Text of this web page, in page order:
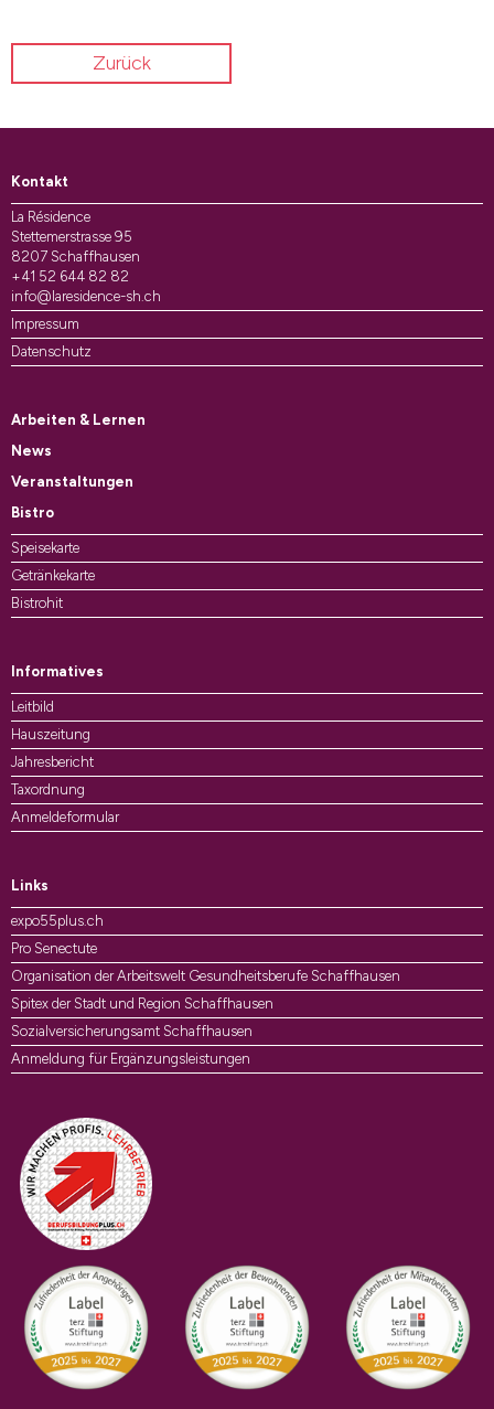
Zurück
Kontakt
La Résidence
Stettemerstrasse 95
8207 Schaffhausen
+41 52 644 82 82
info@laresidence-sh.ch
Impressum
Datenschutz
Arbeiten & Lernen
News
Veranstaltungen
Bistro
Speisekarte
Getränkekarte
Bistrohit
Informatives
Leitbild
Hauszeitung
Jahresbericht
Taxordnung
Anmeldeformular
Links
expo55plus.ch
Pro Senectute
Organisation der Arbeitswelt Gesundheitsberufe Schaffhausen
Spitex der Stadt und Region Schaffhausen
Sozialversicherungsamt Schaffhausen
Anmeldung für Ergänzungsleistungen
Auszeichnungen